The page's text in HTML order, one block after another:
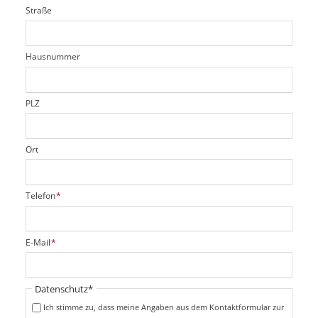
t
r
d
f
e
d
i
c
t
f
e
d
Straße
Hausnummer
PLZ
Ort
P
f
i
c
t
f
Telefon*
P
f
i
E-Mail*
Pflichtfeld
Datenschutz*
Ich stimme zu, dass meine Angaben aus dem Kontaktformular zur